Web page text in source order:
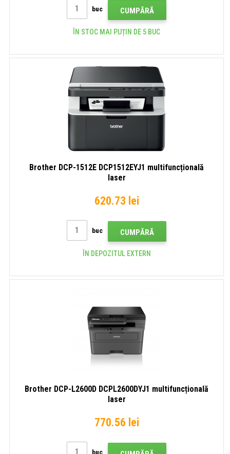
buc CUMPĂRĂ
ÎN STOC MAI PUȚIN DE 5 BUC
Brother DCP-1512E DCP1512EYJ1 multifuncțională
laser
620.73 lei
buc CUMPĂRĂ
ÎN DEPOZITUL EXTERN
Brother DCP-L2600D DCPL2600DYJ1 multifuncțională
laser
770.56 lei
buc